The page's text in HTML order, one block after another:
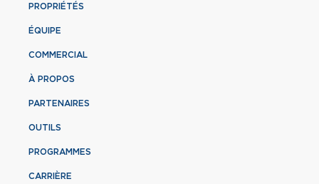
PROPRIÉTÉS
ÉQUIPE
COMMERCIAL
À PROPOS
PARTENAIRES
OUTILS
PROGRAMMES
CARRIÈRE